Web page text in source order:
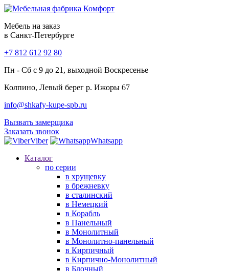
Мебель на заказ
в Санкт-Петербурге
+7 812 612 92 80
Пн - Сб с 9 до 21, выходной Воскресенье
Колпино, Левый берег р. Ижоры 67
info@shkafy-kupe-spb.ru
Вызвать замерщика
Заказать звонок
Viber
Whatsapp
Каталог
по серии
в хрущевку
в брежневку
в сталинский
в Немецкий
в Корабль
в Панельный
в Монолитный
в Монолитно-панельный
в Кирпичный
в Кирпично-Монолитный
в Блочный